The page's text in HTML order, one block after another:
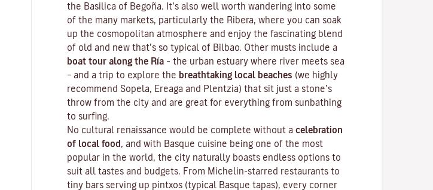
the Basilica of Begoña. It’s also well worth wandering into some
of the many markets, particularly the Ribera, where you can soak
up the cosmopolitan atmosphere and enjoy the fascinating blend
of old and new that’s so typical of Bilbao. Other musts include a
boat tour along the Ría – the urban estuary where river meets sea
– and a trip to explore the breathtaking local beaches (we highly
recommend Sopela, Ereaga and Plentzia) that sit just a stone’s
throw from the city and are great for everything from sunbathing
to surfing.
No cultural renaissance would be complete without a celebration
of local food
, and with Basque cuisine being one of the most
popular in the world, the city naturally boasts endless options to
suit all tastes and budgets. From Michelin-starred restaurants to
tiny bars serving up pintxos (typical Basque tapas), every corner